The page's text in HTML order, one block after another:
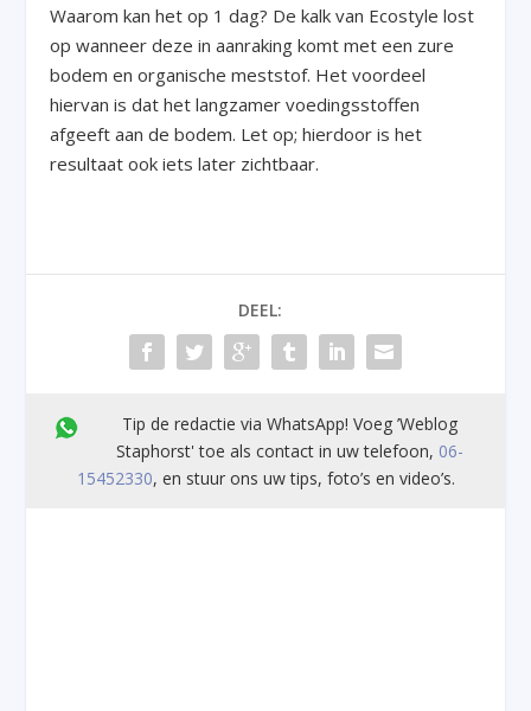
Waarom kan het op 1 dag? De kalk van Ecostyle lost
op wanneer deze in aanraking komt met een zure
bodem en organische meststof. Het voordeel
hiervan is dat het langzamer voedingsstoffen
afgeeft aan de bodem. Let op; hierdoor is het
resultaat ook iets later zichtbaar.
DEEL:
Tip de redactie via WhatsApp! Voeg ’Weblog
Staphorst' toe als contact in uw telefoon, 06-
15452330, en stuur ons uw tips, foto’s en video’s.